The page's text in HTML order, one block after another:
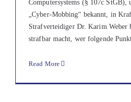
Computersystems (§ 107c StGB),
„Cyber-Mobbing“ bekannt, in
Strafverteidiger Dr. Karim Weber
strafbar macht, wer folgende
Read More